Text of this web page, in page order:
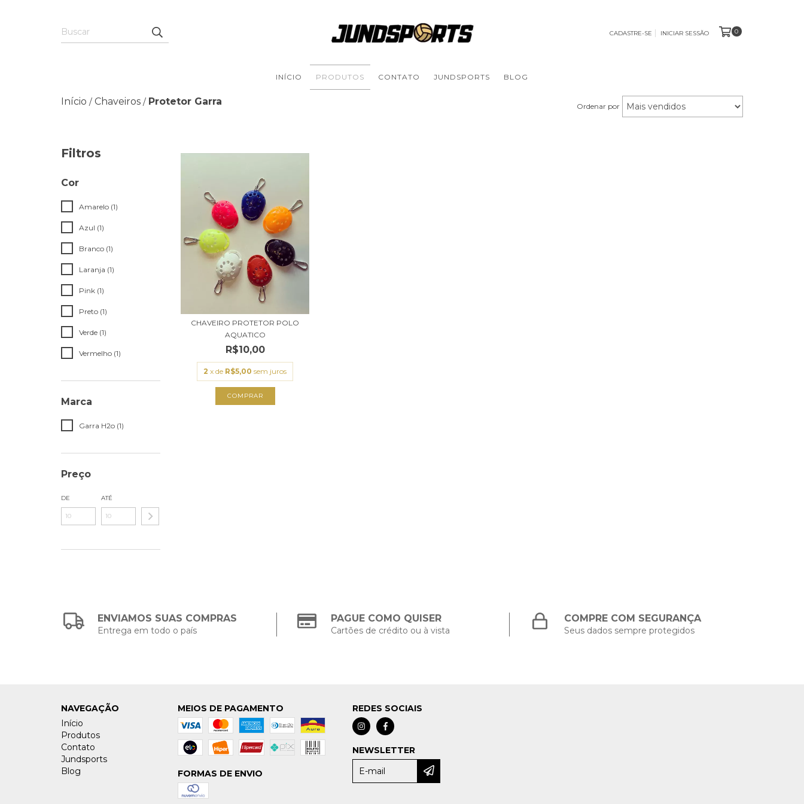
CADASTRE-SE INICIAR SESSÃO 0
INÍCIO PRODUTOS CONTATO JUNDSPORTS BLOG
Início / Chaveiros / Protetor Garra Ordenar por
Filtros
Cor
Amarelo (1)
Azul (1)
Branco (1)
Laranja (1)
Pink (1)
Preto (1)
Verde (1)
Vermelho (1)
Marca
Garra H2o (1)
Preço
DE ATÉ
CHAVEIRO PROTETOR POLO
AQUATICO
R$10,00
2 x de R$5,00 sem juros
COMPRAR
ENVIAMOS SUAS COMPRAS
Entrega em todo o país
PAGUE COMO QUISER
Cartões de crédito ou à vista
COMPRE COM SEGURANÇA
Seus dados sempre protegidos
NAVEGAÇÃO
Início
Produtos
Contato
Jundsports
Blog
MEIOS DE PAGAMENTO
FORMAS DE ENVIO
REDES SOCIAIS
NEWSLETTER